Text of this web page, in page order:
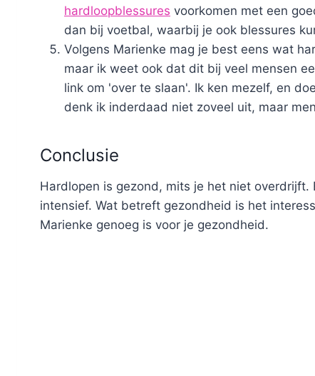
hardloopblessures voorkomen met een
dan bij voetbal, waarbij je ook blessures
Volgens Marienke mag je best eens wat
maar ik weet ook dat dit bij veel mensen
link om 'over te slaan'. Ik ken mezelf, en
denk ik inderdaad niet zoveel uit, maar
Conclusie
Hardlopen is gezond, mits je het niet
intensief. Wat betreft gezondheid is het
Marienke genoeg is voor je gezondheid.